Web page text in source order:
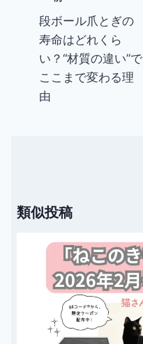
投
稿
ナ
ビ
ゲ
段ボール爪とぎの
寿命はどれくら
い？“材質の違い”で
ここまで変わる理
由
類似投稿